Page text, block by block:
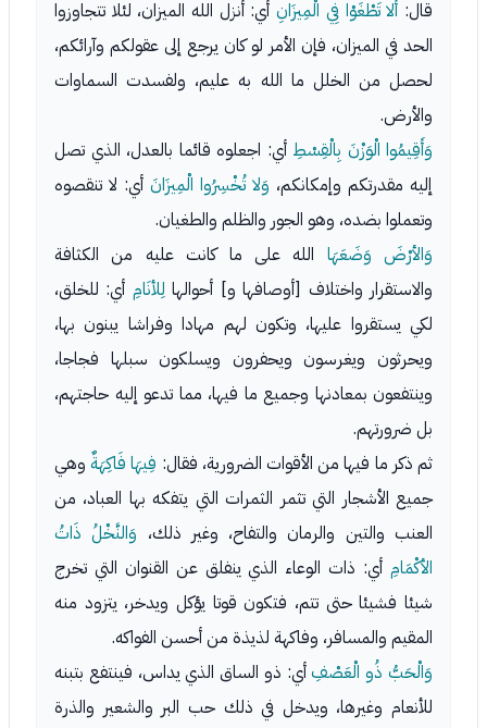
قال: أَلا تَطْغَوْا فِي الْمِيزَانِأي: أنزل الله الميزان، لئلا تتجاوزوا
الحد في الميزان، فإن الأمر لو كان يرجع إلى عقولكم وآرائكم،
لحصل من الخلل ما الله به عليم، ولفسدت السماوات
والأرض.
وَأَقِيمُوا الْوَزْنَ بِالْقِسْطِ أي: اجعلوه قائما بالعدل، الذي تصل
إليه مقدرتكم وإمكانكم، وَلا تُخْسِرُوا الْمِيزَانَ أي: لا تنقصوه
وتعملوا بضده، وهو الجور والظلم والطغيان.
وَالأرْضَ وَضَعَهَا الله على ما كانت عليه من الكثافة
والاستقرار واختلاف [أوصافها و] أحوالهالِلأنَامِ أي: للخلق،
لكي يستقروا عليها، وتكون لهم مهادا وفراشا يبنون بها،
ويحرثون ويغرسون ويحفرون ويسلكون سبلها فجاجا،
وينتفعون بمعادنها وجميع ما فيها، مما تدعو إليه حاجتهم،
بل ضرورتهم.
ثم ذكر ما فيها من الأقوات الضرورية، فقال: فِيهَا فَاكِهَةٌ وهي
جميع الأشجار التي تثمر الثمرات التي يتفكه بها العباد، من
العنب والتين والرمان والتفاح، وغير ذلك، وَالنَّخْلُ ذَاتُ
الأكْمَامِ أي: ذات الوعاء الذي ينفلق عن القنوان التي تخرج
شيئا فشيئا حتى تتم، فتكون قوتا يؤكل ويدخر، يتزود منه
المقيم والمسافر، وفاكهة لذيذة من أحسن الفواكه.
وَالْحَبُّ ذُو الْعَصْفِأي: ذو الساق الذي يداس، فينتفع بتبنه
للأنعام وغيرها، ويدخل في ذلك حب البر والشعير والذرة